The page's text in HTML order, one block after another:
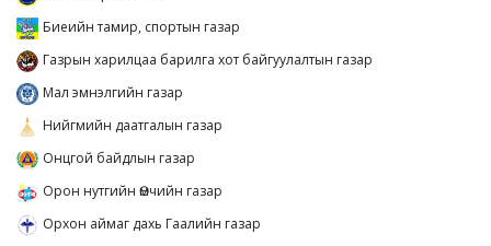
Биеийн тамир, спортын газар
Газрын харилцаа барилга хот байгуулалтын газар
Мал эмнэлгийн газар
Нийгмийн даатгалын газар
Онцгой байдлын газар
Орон нутгийн Өмчийн газар
Орхон аймаг дахь Гаалийн газар